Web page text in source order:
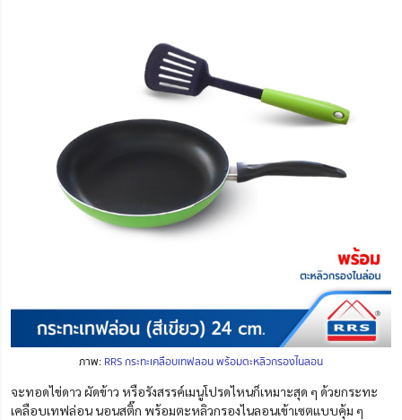
ภาพ: RRS กระทะเคลือบเทฟลอน พร้อมตะหลิวกรองไนลอน
จะทอดไข่ดาว ผัดข้าว หรือรังสรรค์เมนูโปรดไหนก็เหมาะสุด ๆ ด้วยกระทะ
เคลือบเทฟล่อน นอนสติ๊ก พร้อมตะหลิวกรองไนลอนเข้าเซตแบบคุ้ม ๆ